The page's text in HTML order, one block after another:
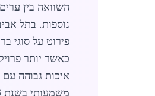
השוואה בין ערים
נוספות. בתל
כאשר יותר
איכות גבוהה
משמעותי בשנת 2026 עם עלייה בביקוש מצד מגזר המגורים והתעשייה כאחד. (מילים: 728)